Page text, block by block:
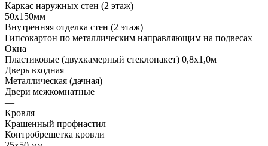
Каркас наружных стен (2 этаж)
50х150мм
Внутренняя отделка стен (2 этаж)
Гипсокартон по металлическим направляющим на подвесах
Окна
Пластиковые (двухкамерный стеклопакет) 0,8х1,0м
Дверь входная
Металлическая (дачная)
Двери межкомнатные
—
Кровля
Крашенный профнастил
Контробрешетка кровли